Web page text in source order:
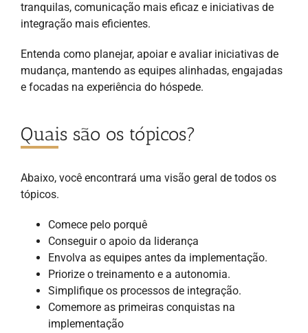
tranquilas, comunicação mais eficaz e iniciativas de
integração mais eficientes.
Entenda como planejar, apoiar e avaliar iniciativas de
mudança, mantendo as equipes alinhadas, engajadas
e focadas na experiência do hóspede.
Quais são os tópicos?
Abaixo, você encontrará uma visão geral de todos os
tópicos.
Comece pelo porquê
Conseguir o apoio da liderança
Envolva as equipes antes da implementação.
Priorize o treinamento e a autonomia.
Simplifique os processos de integração.
Comemore as primeiras conquistas na
implementação